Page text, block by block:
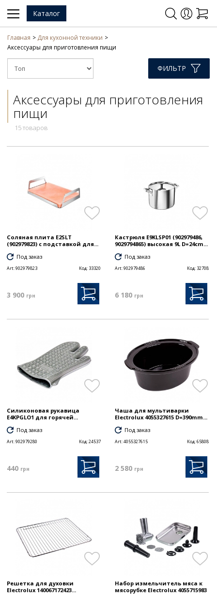
Каталог
Главная
Для кухонной техники
Аксессуары для приготовления пищи
ФИЛЬТР
Аксессуары для приготовления
пищи
15 товаров
Соляная плита E2SLT
(902979823) с подставкой для...
Под заказ
Art:902979823 Код: 33320
3 900 грн
Кастрюля E9KLSP01 (902979486,
9029794865) высокая 9L D=24cm...
Под заказ
Art:902979486 Код: 32708
6 180 грн
Силиконовая рукавица
E4KPGLO1 для горячей...
Под заказ
Art:902979280 Код:24537
440 грн
Чаша для мультиварки
Electrolux 4055327615 D=390mm...
Под заказ
Art:4055327615 Код:65808
2 580 грн
Решетка для духовки
Electrolux 140067172423...
Набор измельчитель мяса к
мясорубке Electrolux 4055715983